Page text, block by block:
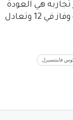
كاملة، وكان آخر تجاربه هي العودة
مرة أخرى لتدريب أوجسبورج الألماني. خلال موسم 2021-2022 وخاض 39 مباراة وفاز في 12 وتعادل
فاينتسيرل